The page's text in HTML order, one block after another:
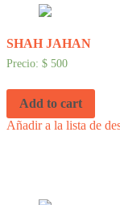
SHAH JAHAN
Precio: $ 500
Add to cart
Añadir a la lista de